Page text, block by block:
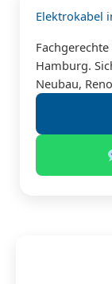
Elektrokabel
Hamburg.
Neubau,